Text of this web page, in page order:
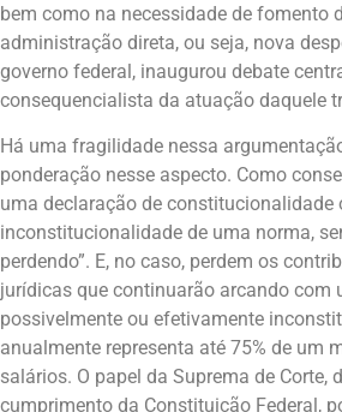
bem como na necessidade de fomento
administração direta, ou seja, nova
governo federal, inaugurou debate
consequencialista da atuação daquele
Há uma fragilidade nessa
ponderação nesse aspecto. Como
uma declaração de constitucionalidade
inconstitucionalidade de uma norma,
perdendo”. E, no caso, perdem os
jurídicas que continuarão arcando com
possivelmente ou efetivamente
anualmente representa até 75% de um
salários. O papel da Suprema de Corte,
cumprimento da Constituição Federal,